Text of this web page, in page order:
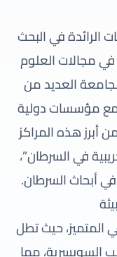
الرائدة في البحث
مجالات العلوم
العديد من
مع مؤسسات دولية
أبرز هذه المراكز
في السرطان”،
في أبحاث السرطان.
المتميز، حيث تطل
السويسرية، مما